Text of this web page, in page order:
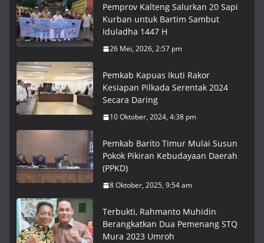
Pemprov Kalteng Salurkan 20 Sapi
Kurban untuk Bartim Sambut
Iduladha 1447 H
26 Mei, 2026, 2:57 pm
Pemkab Kapuas Ikuti Rakor
Kesiapan Pilkada Serentak 2024
Secara Daring
10 Oktober, 2024, 4:38 pm
Pemkab Barito Timur Mulai Susun
Pokok Pikiran Kebudayaan Daerah
(PPKD)
8 Oktober, 2025, 9:54 am
Terbukti, Rahmanto Muhidin
Berangkatkan Dua Pemenang STQ
Mura 2023 Umroh